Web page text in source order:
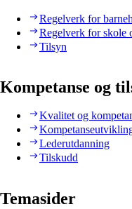
Regelverk for
Regelverk for skole
Tilsyn
Kompetanse og
Kvalitet og
Lederutdanning
Tilskudd
Temasider